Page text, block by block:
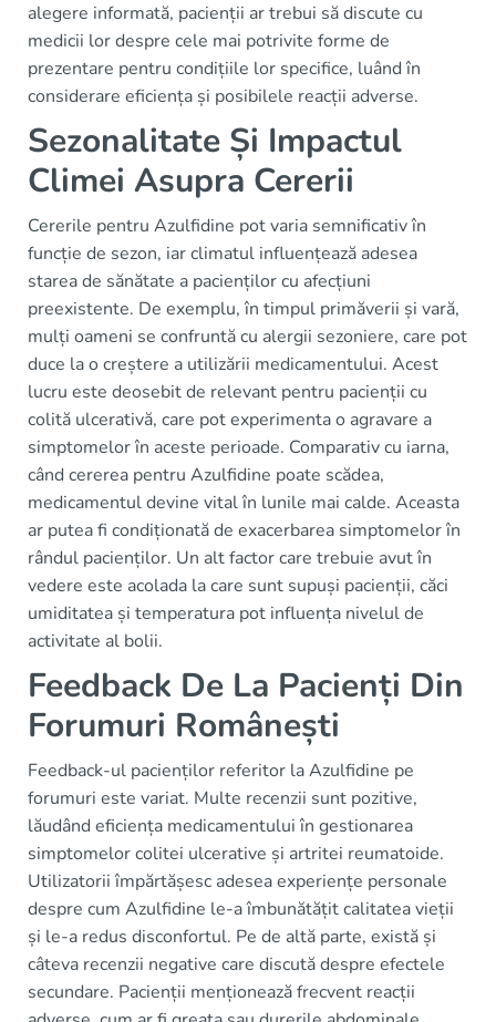
alegere informată, pacienții ar trebui să discute cu
medicii lor despre cele mai potrivite forme de
prezentare pentru condițiile lor specifice, luând în
considerare eficiența și posibilele reacții adverse.
Sezonalitate Și Impactul
Climei Asupra Cererii
Cererile pentru Azulfidine pot varia semnificativ în
funcție de sezon, iar climatul influențează adesea
starea de sănătate a pacienților cu afecțiuni
preexistente. De exemplu, în timpul primăverii și vară,
mulți oameni se confruntă cu alergii sezoniere, care pot
duce la o creștere a utilizării medicamentului. Acest
lucru este deosebit de relevant pentru pacienții cu
colită ulcerativă, care pot experimenta o agravare a
simptomelor în aceste perioade. Comparativ cu iarna,
când cererea pentru Azulfidine poate scădea,
medicamentul devine vital în lunile mai calde. Aceasta
ar putea fi condiționată de exacerbarea simptomelor în
rândul pacienților. Un alt factor care trebuie avut în
vedere este acolada la care sunt supuși pacienții, căci
umiditatea și temperatura pot influența nivelul de
activitate al bolii.
Feedback De La Pacienți Din
Forumuri Românești
Feedback-ul pacienților referitor la Azulfidine pe
forumuri este variat. Multe recenzii sunt pozitive,
lăudând eficiența medicamentului în gestionarea
simptomelor colitei ulcerative și artritei reumatoide.
Utilizatorii împărtășesc adesea experiențe personale
despre cum Azulfidine le-a îmbunătățit calitatea vieții
și le-a redus disconfortul. Pe de altă parte, există și
câteva recenzii negative care discută despre efectele
secundare. Pacienții menționează frecvent reacții